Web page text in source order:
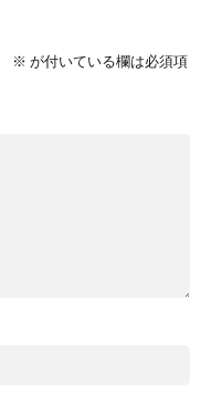
※ が付いている欄は必須項